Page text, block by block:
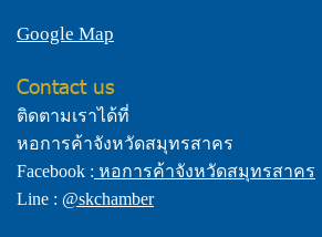
Google Map
Contact us
ติดตามเราได้ที่
หอการค้าจังหวัดสมุทรสาคร
Facebook : หอการค้าจังหวัดสมุทรสาคร
Line : @skchamber